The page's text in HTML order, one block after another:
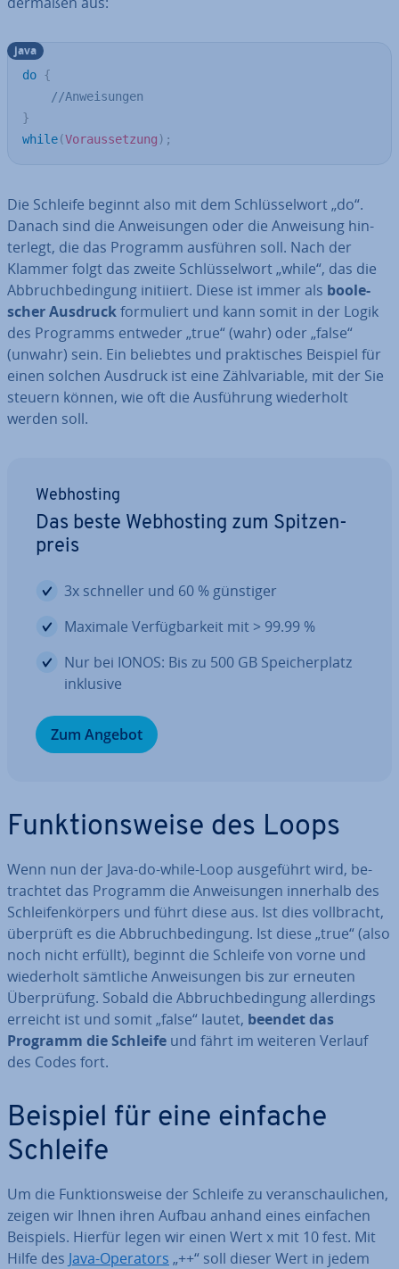
do {
//Anweisungen
}
while(Voraussetzung ) ;
java
Die Schleife beginnt also mit dem Schlüs­sel­wort „do“.
Danach sind die An­wei­sun­gen oder die Anweisung hin­
ter­legt, die das Programm ausführen soll. Nach der
Klammer folgt das zweite Schlüs­sel­wort „while“, das die
Ab­bruch­be­din­gung initiiert. Diese ist immer als boole­
scher Ausdruckfor­mu­liert und kann somit in der Logik
des Programms entweder „true“ (wahr) oder „false“
(unwahr) sein. Ein beliebtes und prak­ti­sches Beispiel für
einen solchen Ausdruck ist eine Zähl­va­ria­ble, mit der Sie
steuern können, wie oft die Aus­füh­rung wie­der­holt
werden soll.
Web­hos­ting
Das beste Web­hos­ting zum Spit­zen­
preis
3x schneller und 60 % günstiger
Maximale Ver­füg­bar­keit mit > 99.99 %
Nur bei IONOS: Bis zu 500 GB Spei­cher­platz
inklusive
Zum Angebot
Funk­ti­ons­wei­se des Loops
Wenn nun der Java-do-while-Loop aus­ge­führt wird, be­
trach­tet das Programm die An­wei­sun­gen innerhalb des
Schlei­fen­kör­pers und führt diese aus. Ist dies voll­bracht,
überprüft es die Ab­bruch­be­din­gung. Ist diese „true“ (also
noch nicht erfüllt), beginnt die Schleife von vorne und
wie­der­holt sämtliche An­wei­sun­gen bis zur erneuten
Über­prü­fung. Sobald die Ab­bruch­be­din­gung al­ler­dings
erreicht ist und somit „false“ lautet, beendet das
Programm die Schleife und fährt im weiteren Verlauf
des Codes fort.
Beispiel für eine einfache
Schleife
Um die Funk­ti­ons­wei­se der Schleife zu ver­an­schau­li­chen,
zeigen wir Ihnen ihren Aufbau anhand eines einfachen
Beispiels. Hierfür legen wir einen Wert x mit 10 fest. Mit
Hilfe des Java-Operators „++“ soll dieser Wert in jedem